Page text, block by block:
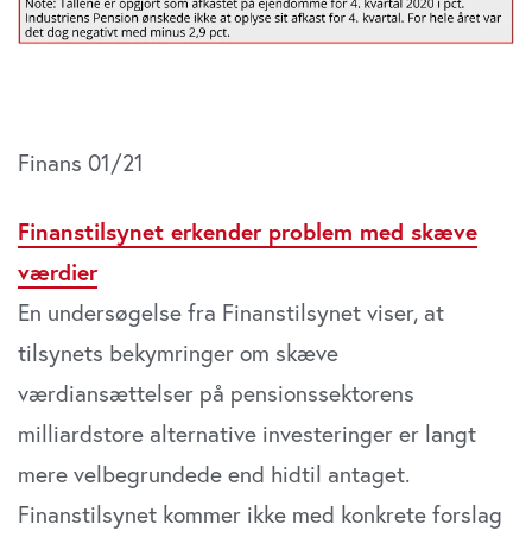
Finans 01/21
Finanstilsynet erkender problem med skæve
værdier
En undersøgelse fra Finanstilsynet viser, at
tilsynets bekymringer om skæve
værdiansættelser på pensionssektorens
milliardstore alternative investeringer er langt
mere velbegrundede end hidtil antaget.
Finanstilsynet kommer ikke med konkrete forslag